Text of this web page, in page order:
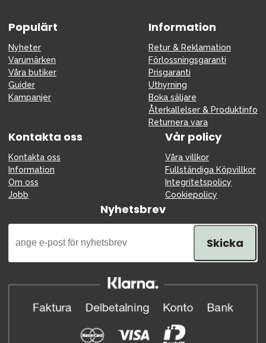
Populärt
Nyheter
Varumärken
Våra butiker
Guider
Kampanjer
Information
Retur & Reklamation
Förlossningsgaranti
Prisgaranti
Uthyrning
Boka säljare
Återkallelser & Produktinfo
Returnera vara
Kontakta oss
Kontakta oss
Information
Om oss
Jobb
Vår policy
Våra villkor
Fullständiga Köpvillkor
Integritetspolicy
Cookiepolicy
Nyhetsbrev
Skicka